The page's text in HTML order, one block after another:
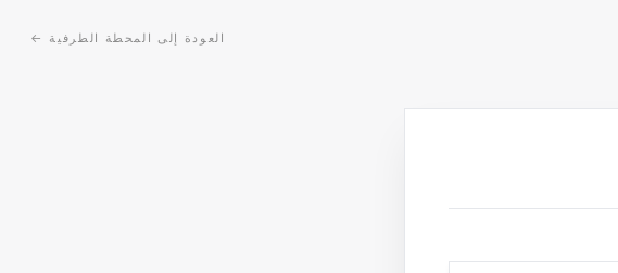
← العودة إلى المحطة الطرفية